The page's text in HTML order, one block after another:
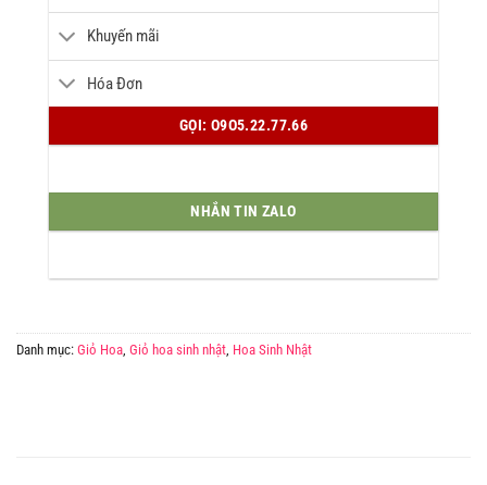
Khuyến mãi
Hóa Đơn
GỌI: O9O5.22.77.66
NHẮN TIN ZALO
Danh mục: Giỏ Hoa, Giỏ hoa sinh nhật, Hoa Sinh Nhật